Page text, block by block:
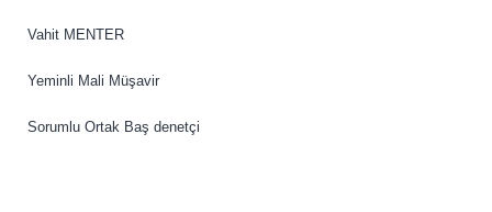
Vahit MENTER
Yeminli Mali Müşavir
Sorumlu Ortak Baş denetçi